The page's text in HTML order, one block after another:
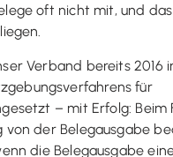
oft nicht mit, und
Verband bereits 2016
für
– mit Erfolg: Beim
von der Belegausgabe
die Belegausgabe